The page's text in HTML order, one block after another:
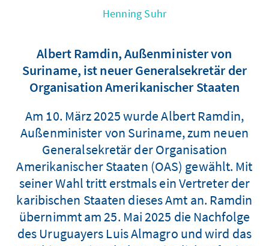
Henning Suhr
Albert Ramdin, Außenminister von
Suriname, ist neuer Generalsekretär der
Organisation Amerikanischer Staaten
Am 10. März 2025 wurde Albert Ramdin,
Außenminister von Suriname, zum neuen
Generalsekretär der Organisation
Amerikanischer Staaten (OAS) gewählt. Mit
seiner Wahl tritt erstmals ein Vertreter der
karibischen Staaten dieses Amt an. Ramdin
übernimmt am 25. Mai 2025 die Nachfolge
des Uruguayers Luis Almagro und wird das